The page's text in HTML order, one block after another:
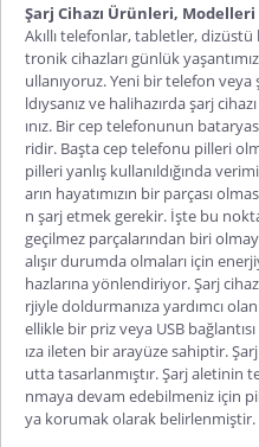
Şarj Cihazı Ürünleri, Modelleri
Akıllı telefonlar, tabletler,
tronik cihazları günlük
ullanıyoruz. Yeni bir telefon
ldıysanız ve halihazırda şarj
ınız. Bir cep telefonunun
ridir. Başta cep telefonu pilleri
pilleri yanlış kullanıldığında
arın hayatımızın bir parçası
n şarj etmek gerekir. İşte bu
geçilmez parçalarından biri
alışır durumda olmaları için
hazlarına yönlendiriyor. Şarj
rjiyle doldurmanıza yardımcı
ellikle bir priz veya USB
ıza ileten bir arayüze sahiptir.
utta tasarlanmıştır. Şarj aletinin
nmaya devam edebilmeniz için
ya korumak olarak belirlenmiştir.